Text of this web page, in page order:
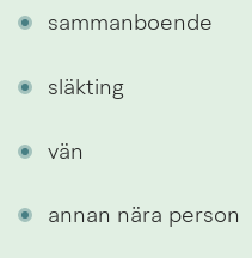
sammanboende
släkting
vän
annan nära person